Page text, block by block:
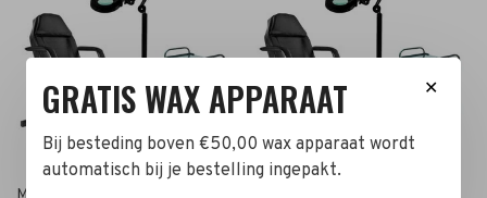
Mega Beauty Shop®
✕
GRATIS WAX APPARAAT
Bij besteding boven €50,00 wax apparaat wordt
automatisch bij je bestelling ingepakt.